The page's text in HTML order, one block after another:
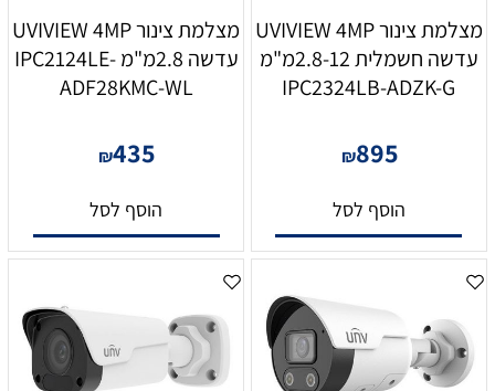
מצלמת צינור UVIVIEW 4MP
עדשה חשמלית 2.8-12מ"מ
IPC2324LB-ADZK-G
₪895
הוסף לסל
מצלמת צינור UVIVIEW 4MP
עדשה 2.8מ"מ IPC2124LE-
ADF28KMC-WL
₪435
הוסף לסל